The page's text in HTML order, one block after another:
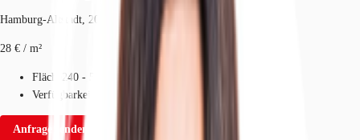
Hamburg-Altstadt, 20457, Hamburg, Hamburg
28 € / m²
Fläche
240 - 516 m²
Verfügbarkeit
Anfrage senden